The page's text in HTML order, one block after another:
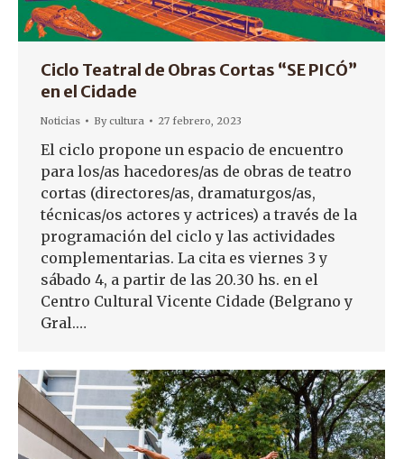
Ciclo Teatral de Obras Cortas “SE PICÓ”
en el Cidade
Noticias Bycultura 27 febrero, 2023
El ciclo propone un espacio de encuentro
para los/as hacedores/as de obras de teatro
cortas (directores/as, dramaturgos/as,
técnicas/os actores y actrices) a través de la
programación del ciclo y las actividades
complementarias. La cita es viernes 3 y
sábado 4, a partir de las 20.30 hs. en el
Centro Cultural Vicente Cidade (Belgrano y
Gral.…